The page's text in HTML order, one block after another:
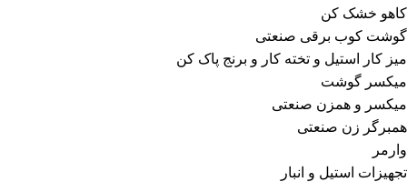
کاهو خشک کن
گوشت کوب برقی صنعتی
میز کار استیل و تخته کار و برنج پاک کن
میکسر گوشت
میکسر و همزن صنعتی
همبرگر زن صنعتی
وارمر
تجهیزات استیل و انبار